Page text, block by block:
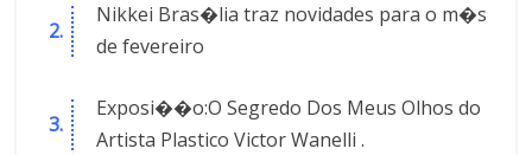
Nikkei Bras�lia traz novidades para o m�s
de fevereiro
Exposi��o:O Segredo Dos Meus Olhos do
Artista Plastico Victor Wanelli .